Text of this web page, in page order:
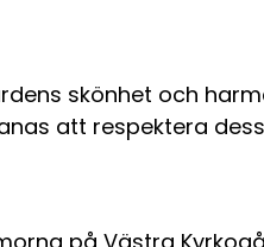
skönhet och
att respektera